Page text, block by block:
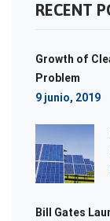
RECENT
Growth of
Problem
9 junio, 2019
Bill Gates